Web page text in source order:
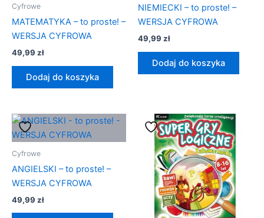
Cyfrowe
MATEMATYKA – to proste! –
WERSJA CYFROWA
49,99 zł
Dodaj do koszyka
NIEMIECKI – to proste! –
WERSJA CYFROWA
49,99 zł
Dodaj do koszyka
Cyfrowe
ANGIELSKI – to proste! –
WERSJA CYFROWA
49,99 zł